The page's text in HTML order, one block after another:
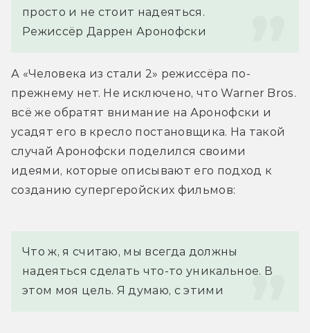
просто и не стоит надеяться.
Режиссёр Даррен Аронофски
А «Человека из стали 2» режиссёра по-
прежнему нет. Не исключено, что Warner Bros.
всё же обратят внимание на Аронофски и
усадят его в кресло постановщика. На такой
случай Аронофски поделился своими
идеями, которые описывают его подход к
созданию супергеройских фильмов:
Что ж, я считаю, мы всегда должны
надеяться сделать что-то уникальное. В
этом моя цель. Я думаю, с этими